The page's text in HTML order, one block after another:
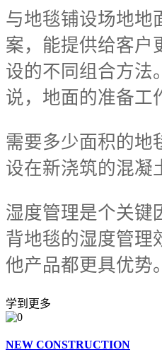
与地毯铺设场地地
案，能提供给客户
设的不同组合方法
说，地面的准备工
需要多少面积的地
设在新浇筑的混凝
湿度管理是个关键
背地毯的湿度管理
他产品都更具优势。
学到更多
NEW CONSTRUCTION